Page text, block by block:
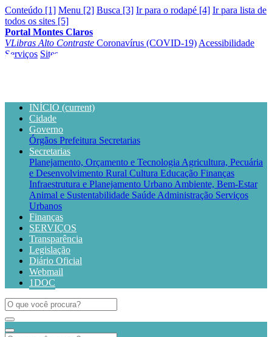
Conteúdo [1] Menu [2] Busca [3] Ir para o rodapé [4] Ir para lista de
todos os sites [5]
Portal Montes Claros
VLibras Alto Contraste Coronavírus (COVID-19) Acessibilidade
Serviços Sites
INÍCIO (current)
Cidade
Governo
Órgãos Prefeitura Secretarias
Secretarias
Planejamento, Orçamento e Tecnologia Agricultura, Pecuária
e Desenvolvimento Rural Cultura Educação Finanças
Infraestrutura e Planejamento Urbano Ambiente, Bem-Estar
Animal e Sustentabilidade Saúde Administração Serviços
Urbanos
Finanças
SERVIÇOS
Transparência
Legislação
Diário Oficial
Webmail
1DOC